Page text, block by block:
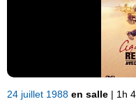
24 juillet 1988 en salle | 1h